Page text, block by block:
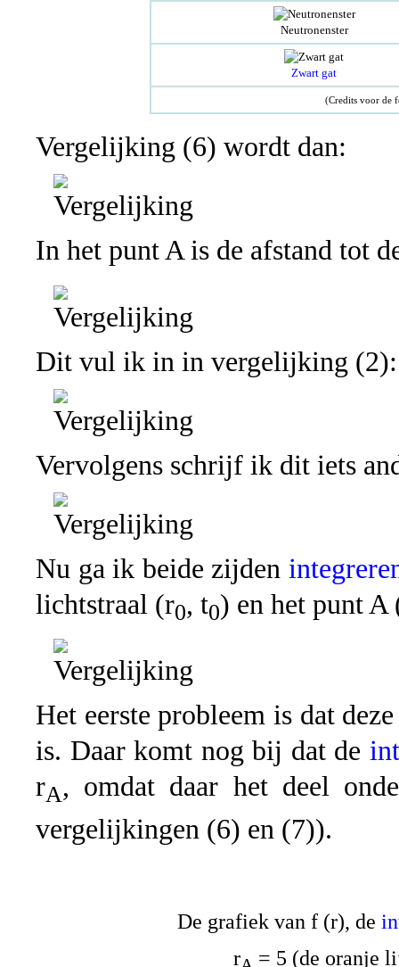
Neutronenster
Zwart gat
(Credits voor de
Vergelijking (6) wordt dan:
In het punt A is de afstand tot
Dit vul ik in in vergelijking (2):
Vervolgens schrijf ik dit iets
Nu ga ik beide zijden
lichtstraal (r0, t0) en het punt A
Het eerste probleem is dat
is. Daar komt nog bij dat de
rA, omdat daar het deel
vergelijkingen (6) en (7)).
De grafiek van f (r), de
r
= 5 (de oranje